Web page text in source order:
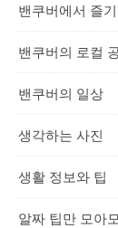
밴쿠버에서 즐
밴쿠버의 로컬
밴쿠버의 일상
생각하는 사진
생활 정보와 팁
알짜 팁만 모아